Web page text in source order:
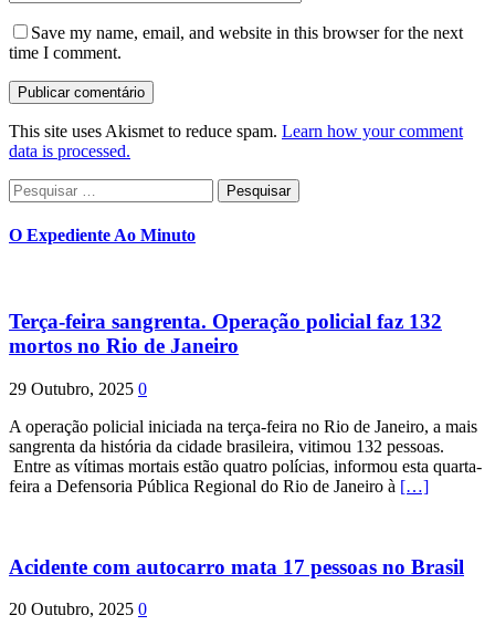
Save my name, email, and website in this browser for the next
time I comment.
This site uses Akismet to reduce spam. Learn how your comment
data is processed.
Pesquisar
por:
O Expediente Ao Minuto
Terça-feira sangrenta. Operação policial faz 132
mortos no Rio de Janeiro
29 Outubro, 2025 0
A operação policial iniciada na terça-feira no Rio de Janeiro, a mais
sangrenta da história da cidade brasileira, vitimou 132 pessoas.
Entre as vítimas mortais estão quatro polícias, informou esta quarta-
feira a Defensoria Pública Regional do Rio de Janeiro à […]
Acidente com autocarro mata 17 pessoas no Brasil
20 Outubro, 2025 0